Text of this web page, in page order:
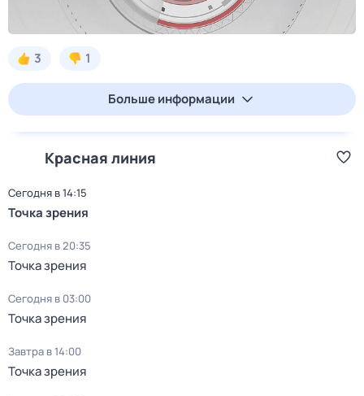
3 1
Больше информации
Красная линия
Сегодня в 14:15
Точка зрения
Сегодня в 20:35
Точка зрения
Сегодня в 03:00
Точка зрения
Завтра в 14:00
Точка зрения